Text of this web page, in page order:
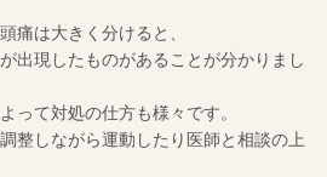
痛は大きく分けると、
出現したものがあることが分かりまし
って対処の仕方も様々です。
整しながら運動したり医師と相談の上